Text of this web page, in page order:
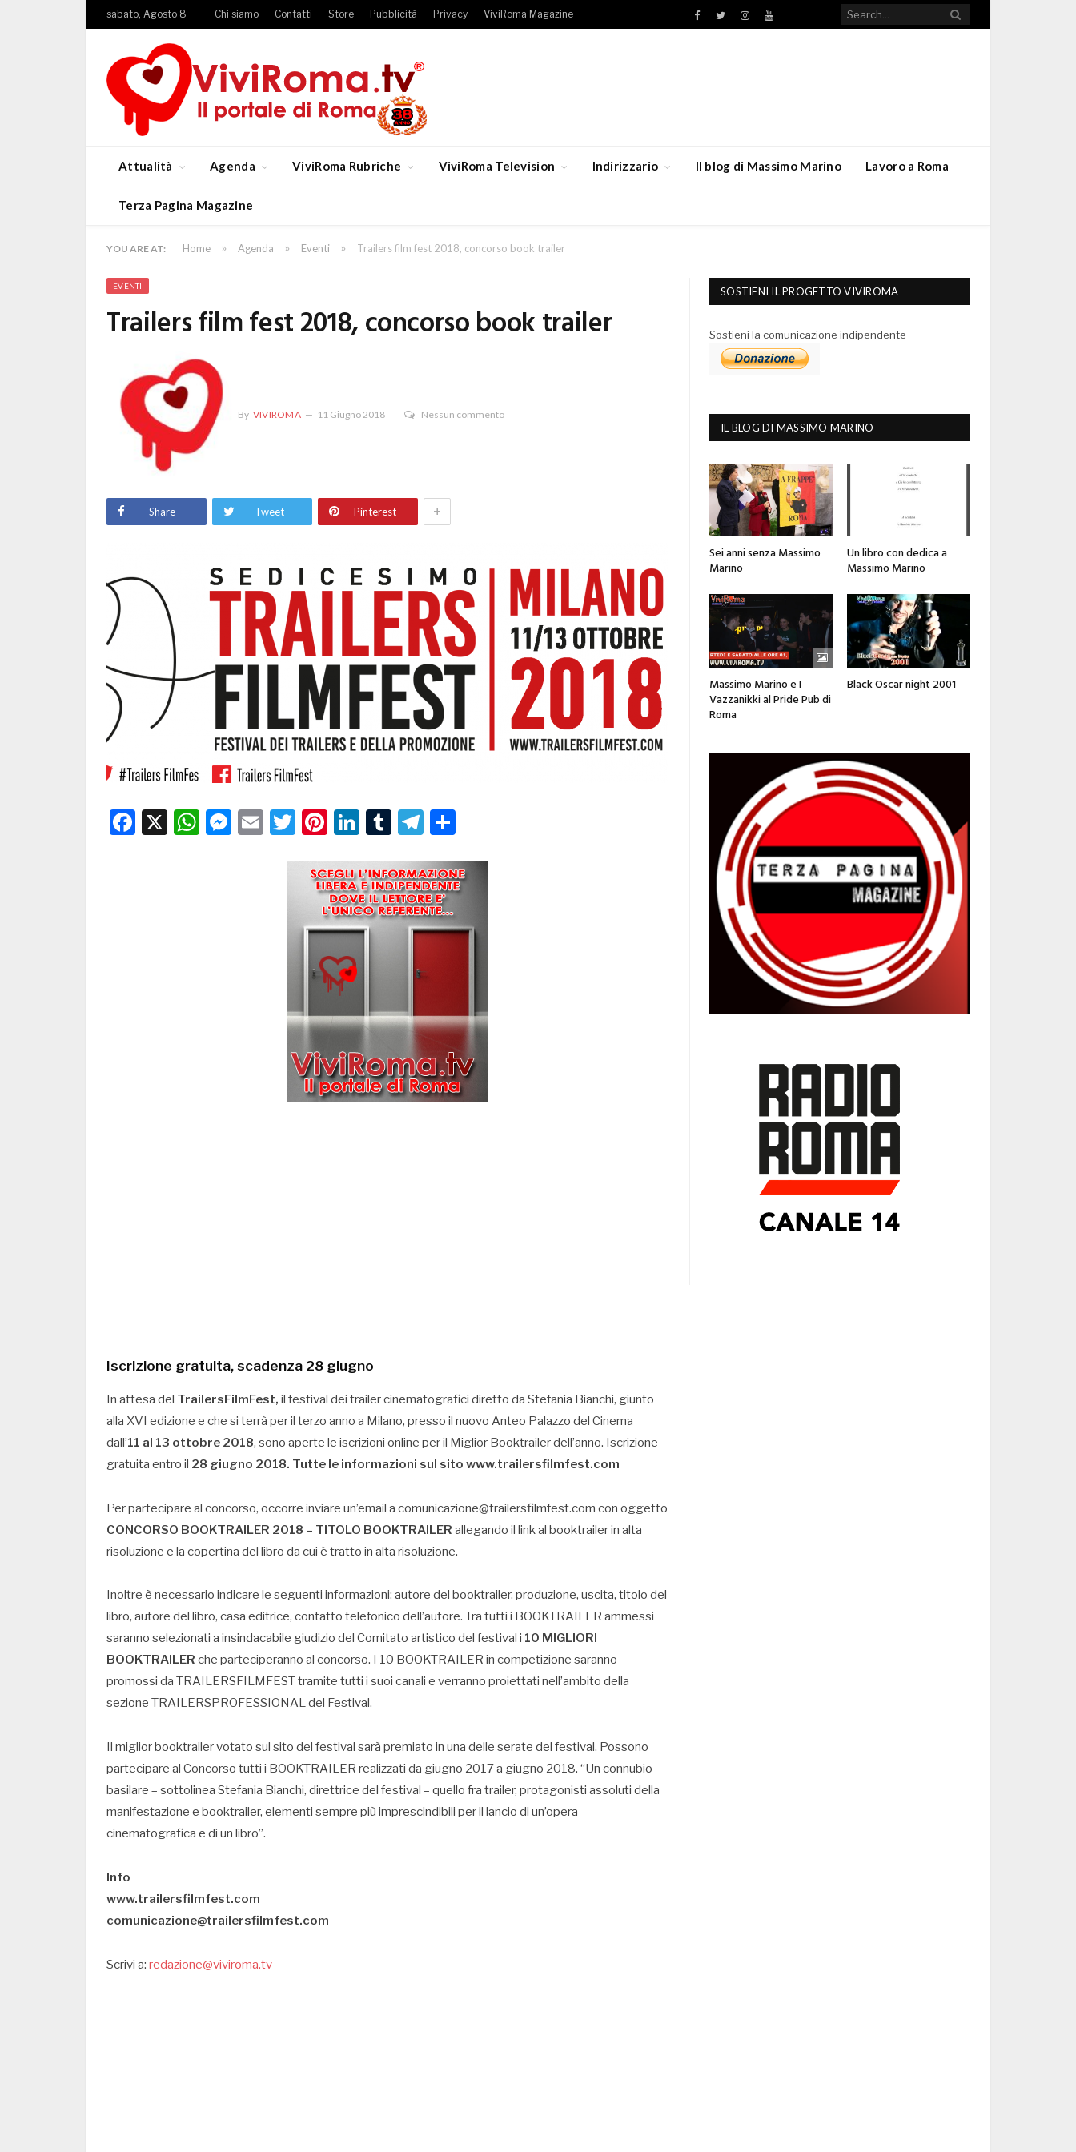
sabato, Agosto 8 Chi siamo Contatti Store Pubblicità Privacy ViviRoma Magazine Facebook
TwitterInstagramYouTube
Attualità Agenda ViviRoma Rubriche ViviRoma Television Indirizzario Il blog di Massimo Marino Lavoro a Roma
Terza Pagina Magazine
YOU ARE AT: Home » Agenda » Eventi » Trailers film fest 2018, concorso book trailer
EVENTI
Trailers film fest 2018, concorso book trailer
By VIVIROMA 11 Giugno 2018 Nessun commento
Share Tweet Pinterest +
Facebook
X WhatsApp
Messenger
EmailTwitter
Pinterest
LinkedIn
TumblrTelegram
Iscrizione gratuita, scadenza 28 giugno
In attesa del TrailersFilmFest, il festival dei trailer cinematografici diretto da Stefania Bianchi, giunto
alla XVI edizione e che si terrà per il terzo anno a Milano, presso il nuovo Anteo Palazzo del Cinema
dall’11 al 13 ottobre 2018, sono aperte le iscrizioni online per il Miglior Booktrailer dell’anno. Iscrizione
gratuita entro il 28 giugno 2018. Tutte le informazioni sul sito www.trailersfilmfest.com
Per partecipare al concorso, occorre inviare un’email a comunicazione@trailersfilmfest.com con oggetto
CONCORSO BOOKTRAILER 2018 – TITOLO BOOKTRAILER allegando il link al booktrailer in alta
risoluzione e la copertina del libro da cui è tratto in alta risoluzione.
Inoltre è necessario indicare le seguenti informazioni: autore del booktrailer, produzione, uscita, titolo del
libro, autore del libro, casa editrice, contatto telefonico dell’autore. Tra tutti i BOOKTRAILER ammessi
saranno selezionati a insindacabile giudizio del Comitato artistico del festival i 10 MIGLIORI
BOOKTRAILER che parteciperanno al concorso. I 10 BOOKTRAILER in competizione saranno
promossi da TRAILERSFILMFEST tramite tutti i suoi canali e verranno proiettati nell’ambito della
sezione TRAILERSPROFESSIONAL del Festival.
Il miglior booktrailer votato sul sito del festival sarà premiato in una delle serate del festival. Possono
partecipare al Concorso tutti i BOOKTRAILER realizzati da giugno 2017 a giugno 2018. “Un connubio
basilare – sottolinea Stefania Bianchi, direttrice del festival – quello fra trailer, protagonisti assoluti della
manifestazione e booktrailer, elementi sempre più imprescindibili per il lancio di un’opera
cinematografica e di un libro”.
Info
www.trailersfilmfest.com
comunicazione@trailersfilmfest.com
Scrivi a: redazione@viviroma.tv
SOSTIENI IL PROGETTO VIVIROMA
Sostieni la comunicazione indipendente
IL BLOG DI MASSIMO MARINO
Sei anni senza Massimo
Marino
Un libro con dedica a
Massimo Marino
Massimo Marino e I
Vazzanikki al Pride Pub di
Roma
Black Oscar night 2001